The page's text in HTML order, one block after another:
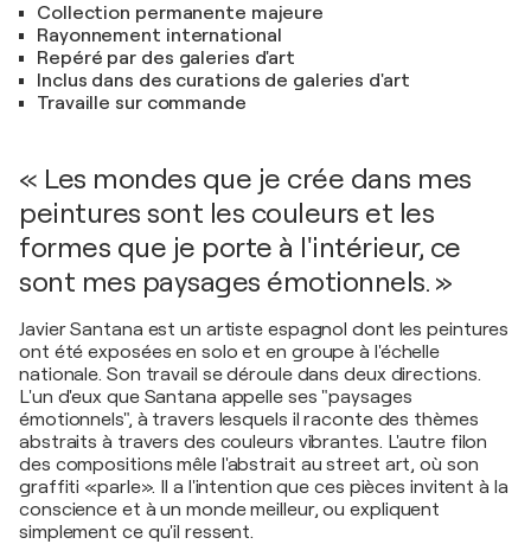
Collection permanente majeure
Rayonnement international
Repéré par des galeries d'art
Inclus dans des curations de galeries d'art
Travaille sur commande
« Les mondes que je crée dans mes
peintures sont les couleurs et les
formes que je porte à l'intérieur, ce
sont mes paysages émotionnels. »
Javier Santana est un artiste espagnol dont les peintures
ont été exposées en solo et en groupe à l'échelle
nationale. Son travail se déroule dans deux directions.
L'un d'eux que Santana appelle ses "paysages
émotionnels", à travers lesquels il raconte des thèmes
abstraits à travers des couleurs vibrantes. L'autre filon
des compositions mêle l'abstrait au street art, où son
graffiti «parle». Il a l'intention que ces pièces invitent à la
conscience et à un monde meilleur, ou expliquent
simplement ce qu'il ressent.